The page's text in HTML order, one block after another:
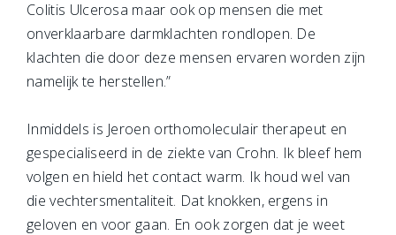
Colitis Ulcerosa maar ook op mensen die met
onverklaarbare darmklachten rondlopen. De
klachten die door deze mensen ervaren worden zijn
namelijk te herstellen.”
Inmiddels is Jeroen orthomoleculair therapeut en
gespecialiseerd in de ziekte van Crohn. Ik bleef hem
volgen en hield het contact warm. Ik houd wel van
die vechtersmentaliteit. Dat knokken, ergens in
geloven en voor gaan. En ook zorgen dat je weet